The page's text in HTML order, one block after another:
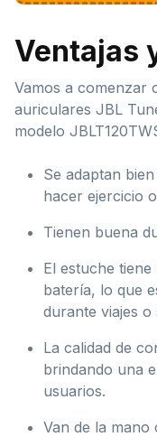
Ventajas
Vamos a comenzar
auriculares JBL
modelo
Se adaptan
hacer ejercicio
Tienen buena
El estuche
batería, lo que
durante viajes o
La calidad de
brindando una
usuarios.
Van de la